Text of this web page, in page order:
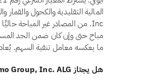
مباح حتى وإن كان ضمن الحد
ما يعكسه معامل تنقية السهم. يُعاد
هل يجتاز Alamo Group, Inc. ALG معيار الاستثمارات المرتبطة بالفائدة وفق أيوفي؟